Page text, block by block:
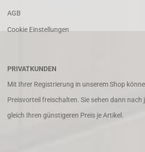
AGB
Cookie Einstellungen
PRIVATKUNDEN
Mit Ihrer Registrierung in unserem Shop
Preisvorteil freischalten. Sie sehen dann nach
gleich Ihren günstigeren Preis je Artikel.